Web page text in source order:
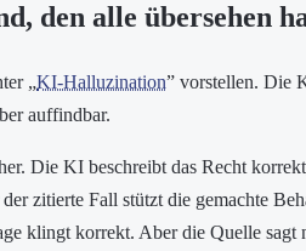
den alle übersehen
„KI-Halluzination” vorstellen. Die
auffindbar.
Die KI beschreibt das Recht
zitierte Fall stützt die gemachte
klingt korrekt. Aber die Quelle sagt